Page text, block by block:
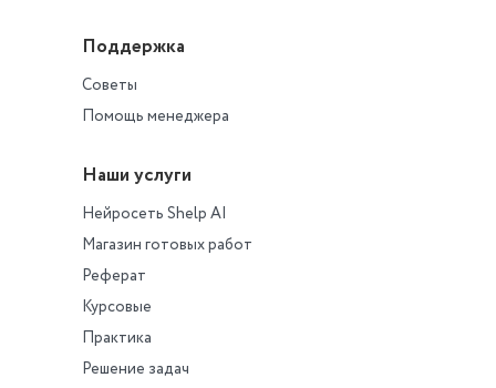
Поддержка
Советы
Помощь менеджера
Наши услуги
Нейросеть Shelp AI
Магазин готовых работ
Реферат
Курсовые
Практика
Решение задач